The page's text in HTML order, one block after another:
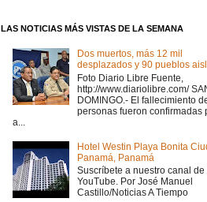
LAS NOTICIAS MÁS VISTAS DE LA SEMANA
Dos muertos, más 12 mil
desplazados y 90 pueblos
Foto Diario Libre Fuente,
http://www.diariolibre.com/
DOMINGO.- El fallecimiento
personas fueron confirmadas
a...
Hotel Westin Playa Bonita
Panamá, Panamá
Suscríbete a nuestro canal de
YouTube. Por José Manuel
Castillo/Noticias A Tiempo